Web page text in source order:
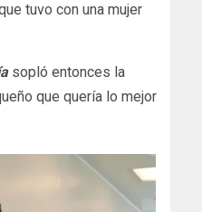
tuvo con una mujer
sopló entonces la
que quería lo mejor